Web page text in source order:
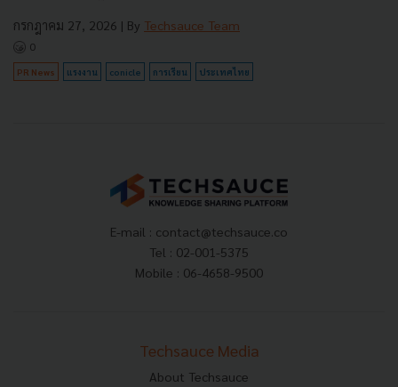
กรกฎาคม 27, 2026 | By Techsauce Team
0
PR News แรงงาน conicle การเรียน ประเทศไทย
E-mail : contact@techsauce.co
Tel : 02-001-5375
Mobile : 06-4658-9500
Techsauce Media
About Techsauce